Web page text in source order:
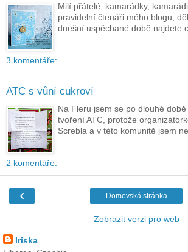
Milí přátelé, kamarádky,
pravidelní čtenáři mého blogu,
dnešní uspěchané době najdete
3 komentáře:
ATC s vůní cukroví
Na Fleru jsem se po dlouhé době
tvoření ATC, protože
Screbla a v této komunitě jsem
2 komentáře:
‹ Domovská stránka
Zobrazit verzi pro web
Iriska